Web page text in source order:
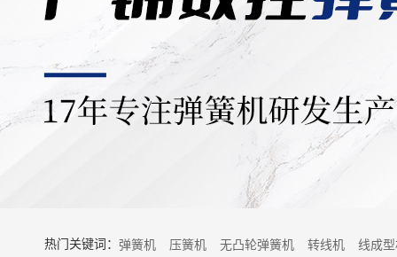
热门关键词： 弹簧机 压簧机 无凸轮弹簧机 转线机 线成